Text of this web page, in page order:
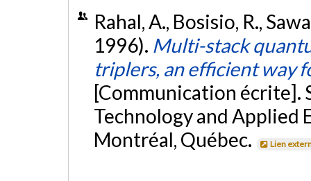
Rahal, A., Bosisio, R.,
1996). Multi-stack
triplers, an efficient way
[Communication écrite].
Technology and Applied
Montréal, Québec.
Lien